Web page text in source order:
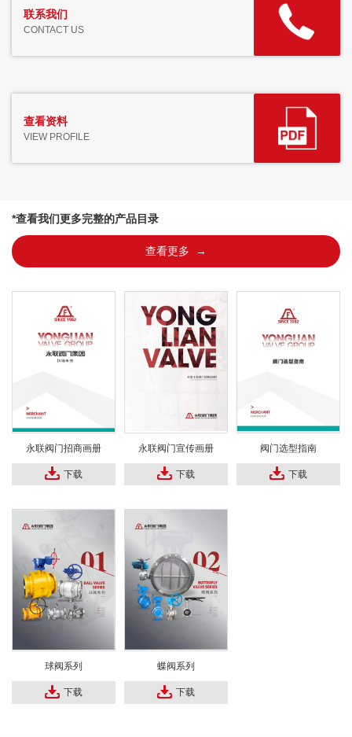
联系我们
CONTACT US
查看资料
VIEW PROFILE
*查看我们更多完整的产品目录
查看更多 →
永联阀门招商画册
下载
永联阀门宣传画册
下载
阀门选型指南
下载
球阀系列
下载
蝶阀系列
下载